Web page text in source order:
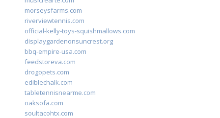
morseysfarms.com
riverviewtennis.com
official-kelly-toys-squishmallows.com
displaygardenonsuncrest.org
bbq-empire-usa.com
feedstoreva.com
drogopets.com
ediblechalk.com
tabletennisnearme.com
oaksofa.com
soultacohtx.com